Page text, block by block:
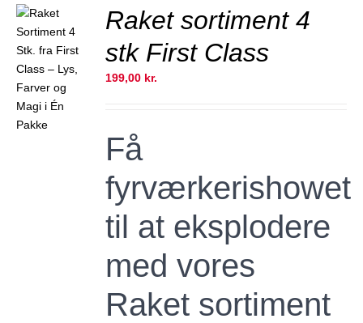
Raket sortiment 4
stk First Class
199,00 kr.
Få
fyrværkerishowet
til at eksplodere
med vores
Raket sortiment